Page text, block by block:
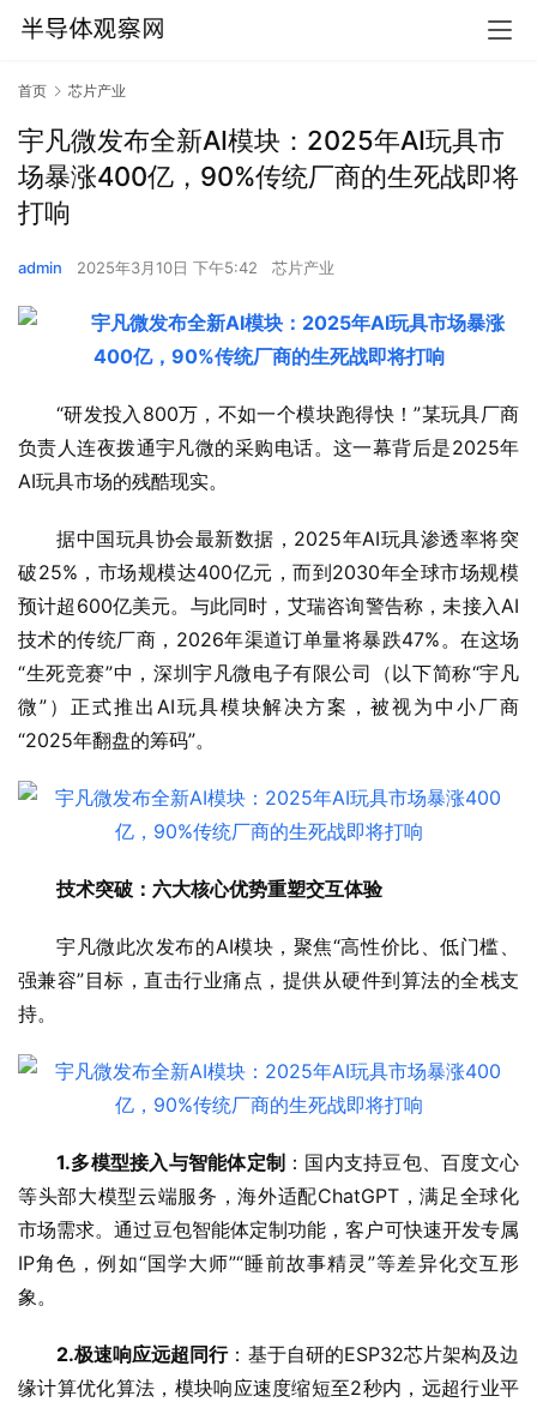
首页 芯片产业
宇凡微发布全新AI模块：2025年AI玩具市
场暴涨400亿，90%传统厂商的生死战即将
打响
admin 2025年3月10日 下午5:42 芯片产业
“研发投入800万，不如一个模块跑得快！”某玩具厂商
负责人连夜拨通宇凡微的采购电话。这一幕背后是2025年
AI玩具市场的残酷现实。
据中国玩具协会最新数据，2025年AI玩具渗透率将突
破25%，市场规模达400亿元，而到2030年全球市场规模
预计超600亿美元。与此同时，艾瑞咨询警告称，未接入AI
技术的传统厂商，2026年渠道订单量将暴跌47%。在这场
“生死竞赛”中，深圳宇凡微电子有限公司（以下简称“宇凡
微”）正式推出AI玩具模块解决方案，被视为中小厂商
“2025年翻盘的筹码”。
技术突破：六大核心优势重塑交互体验
宇凡微此次发布的AI模块，聚焦“高性价比、低门槛、
强兼容”目标，直击行业痛点，提供从硬件到算法的全栈支
持。
1.多模型接入与智能体定制 ：国内支持豆包、百度文心
等头部大模型云端服务，海外适配ChatGPT，满足全球化
市场需求。通过豆包智能体定制功能，客户可快速开发专属
IP角色，例如“国学大师”“睡前故事精灵”等差异化交互形
象。
2.极速响应远超同行：基于自研的ESP32芯片架构及边
缘计算优化算法，模块响应速度缩短至2秒内，远超行业平